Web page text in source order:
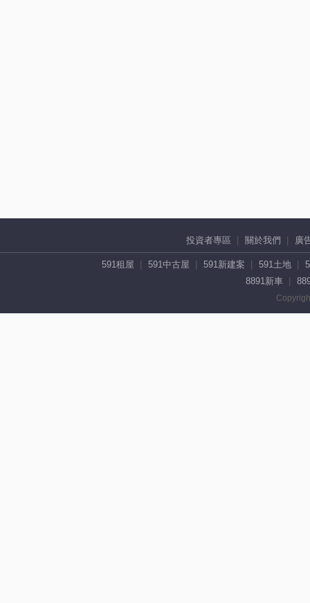
投資者專區 關於我們 廣
591租屋 591中古屋 591新建案 591土地
8891新車